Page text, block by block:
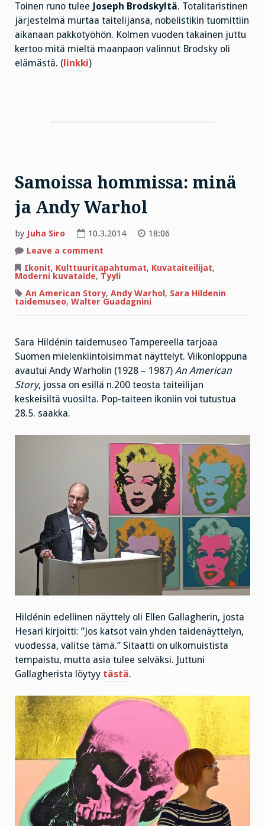
Toinen runo tulee Joseph Brodskyltä. Totalitaristinen
järjestelmä murtaa taitelijansa, nobelistikin tuomittiin
aikanaan pakkotyöhön. Kolmen vuoden takainen juttu
kertoo mitä mieltä maanpaon valinnut Brodsky oli
elämästä. ( linkki)
Samoissa hommissa: minä
ja Andy Warhol
by Juha Siro 10.3.2014
18:06
Leave a comment
hommissa:
minä
ja
Andy
Warhol
Ikonit, Kulttuuritapahtumat, Kuvataiteilijat,
Moderni kuvataide, Tyyli
An American Story, Andy Warhol, Sara Hildenin
taidemuseo, Walter Guadagnini
Sara Hildénin taidemuseo Tampereella tarjoaa
Suomen mielenkiintoisimmat näyttelyt. Viikonloppuna
avautui Andy Warholin (1928 – 1987) An American
Story, jossa on esillä n.200 teosta taiteilijan
keskeisiltä vuosilta. Pop-taiteen ikoniin voi tutustua
28.5. saakka.
Hildénin edellinen näyttely oli Ellen Gallagherin, josta
Hesari kirjoitti: ”Jos katsot vain yhden taidenäyttelyn,
vuodessa, valitse tämä.” Sitaatti on ulkomuistista
tempaistu, mutta asia tulee selväksi. Juttuni
Gallagherista löytyy tästä.